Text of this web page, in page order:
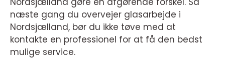
næste gang du overvejer glasarbejde i
Nordsjælland, bør du ikke tøve med at
kontakte en professionel for at få den bedst
mulige service.